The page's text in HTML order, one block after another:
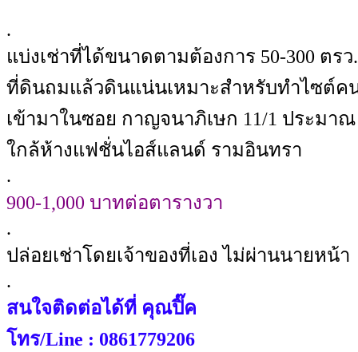
.
แบ่งเช่าที่ได้ขนาดตามต้องการ 50-300 ตรว.
ที่ดินถมแล้วดินแน่นเหมาะสำหรับทำไซต์ค
เข้ามาในซอย กาญจนาภิเษก 11/1 ประมาณ
ใกล้ห้างแฟชั่นไอส์แลนด์ รามอินทรา
.
900-1,000 บาทต่อตารางวา
.
ปล่อยเช่าโดยเจ้าของที่เอง ไม่ผ่านนายหน้า
.
สนใจติดต่อได้ที่ คุณปิ๊ค
โทร/Line : 0861779206